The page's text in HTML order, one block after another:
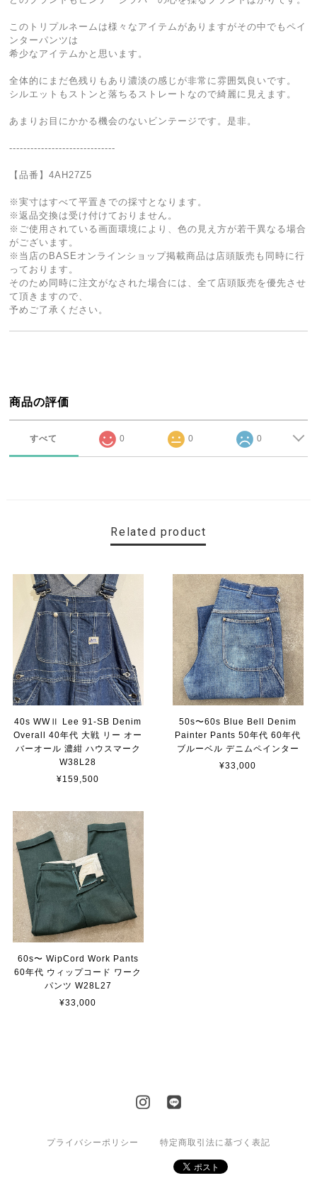
このトリプルネームは様々なアイテムがありますがその中でもペイ
ンターパンツは
希少なアイテムかと思います。
全体的にまだ色残りもあり濃淡の感じが非常に雰囲気良いです。
シルエットもストンと落ちるストレートなので綺麗に見えます。
あまりお目にかかる機会のないビンテージです。是非。
------------------------------
【品番】4AH27Z5
※実寸はすべて平置きでの採寸となります。
※返品交換は受け付けておりません。
※ご使用されている画面環境により、色の見え方が若干異なる場合
がございます。
※当店のBASEオンラインショップ掲載商品は店頭販売も同時に行
っております。
そのため同時に注文がなされた場合には、全て店頭販売を優先させ
て頂きますので、
予めご了承ください。
商品の評価
すべて 0 0 0
Related product
40s WWⅡ Lee 91-SB Denim
Overall 40年代 大戦 リー オー
バーオール 濃紺 ハウスマーク
W38L28
¥159,500
50s〜60s Blue Bell Denim
Painter Pants 50年代 60年代
ブルーベル デニムペインター
¥33,000
60s〜 WipCord Work Pants
60年代 ウィップコード ワーク
パンツ W28L27
¥33,000
プライバシーポリシー 特定商取引法に基づく表記